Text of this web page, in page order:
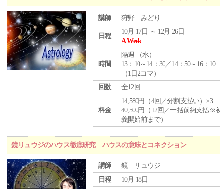
講師 狩野 みどり
日程
10月 17日 ～ 12月 26日
A Week
時間
隔週 （水）
13：10～14：30／14：50～16：10
（1日2コマ）
回数
全12回
料金
14,580円（4回／分割支払い）×3
40,500円（12回／一括前納支払※
義開始前まで）
鏡リュウジのハウス徹底研究 ハウスの意味とコネクション
講師
鏡 リュウジ
日程
10月 18日